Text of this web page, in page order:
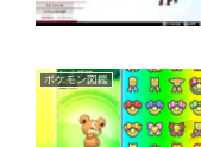
ポケモン図鑑